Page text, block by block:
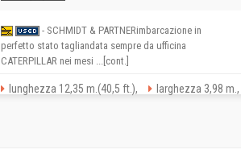
- SCHMIDT & PARTNERimbarcazione in
perfetto stato tagliandata sempre da ufficina
CATERPILLAR nei mesi ...[cont.]
lunghezza 12,35 m.(40,5 ft.), larghezza 3,98 m.,